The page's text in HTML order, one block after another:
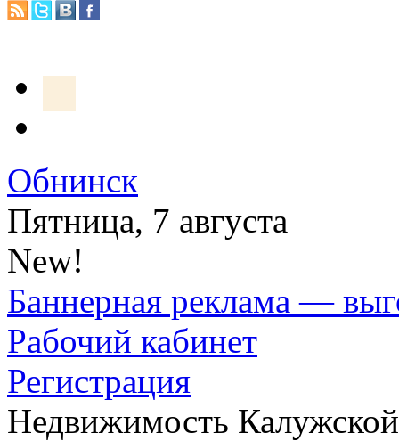
Обнинск
Пятница, 7 августа
New!
Баннерная реклама —
Рабочий кабинет
Регистрация
Недвижимость